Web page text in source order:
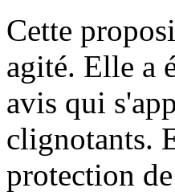
Cette
agité. Elle a
avis qui
clignotants.
protection